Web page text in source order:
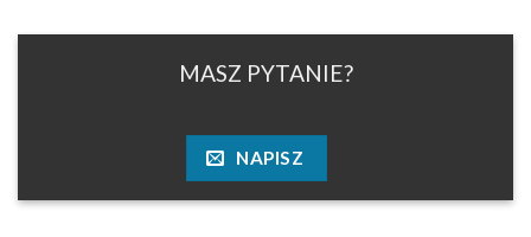
MASZ PYTANIE?
NAPISZ